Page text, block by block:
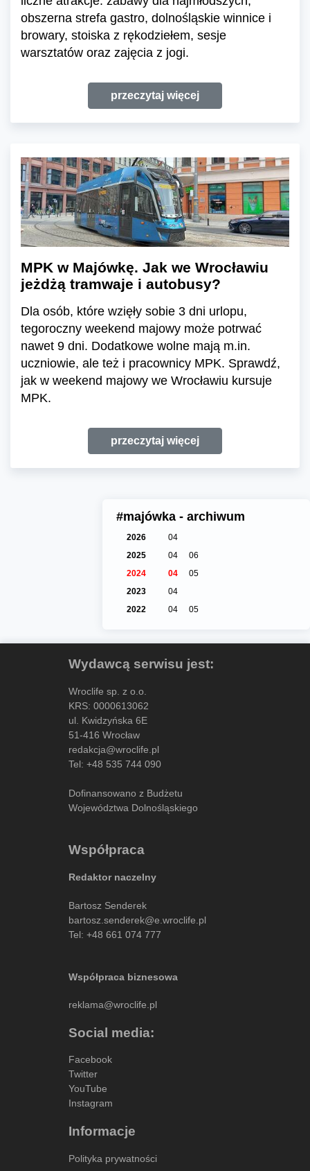
obszerna strefa gastro, dolnośląskie winnice i
browary, stoiska z rękodziełem, sesje
warsztatów oraz zajęcia z jogi.
przeczytaj więcej
MPK w Majówkę. Jak we Wrocławiu
jeżdżą tramwaje i autobusy?
Dla osób, które wzięły sobie 3 dni urlopu,
tegoroczny weekend majowy może potrwać
nawet 9 dni. Dodatkowe wolne mają m.in.
uczniowie, ale też i pracownicy MPK. Sprawdź,
jak w weekend majowy we Wrocławiu kursuje
MPK.
przeczytaj więcej
#majówka - archiwum
2026
04
2025
04
06
2024
04
05
2023
04
2022
04 05
Wydawcą serwisu jest:
Wroclife sp. z o.o.
KRS: 0000613062
ul. Kwidzyńska 6E
51-416 Wrocław
redakcja@wroclife.pl
Tel: +48 535 744 090
Dofinansowano z Budżetu
Województwa Dolnośląskiego
Współpraca
Redaktor naczelny
Bartosz Senderek
bartosz.senderek@e.wroclife.pl
Tel: +48 661 074 777
Współpraca biznesowa
reklama@wroclife.pl
Social media:
Facebook
Twitter
YouTube
Instagram
Informacje
Polityka prywatności